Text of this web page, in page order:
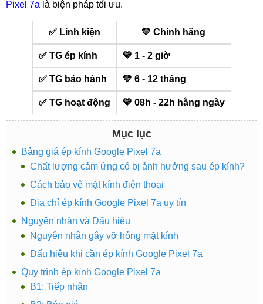
Pixel 7a là biện pháp tối ưu.
✅ Linh kiện 💛 Chính hãng
✅ TG ép kính 💛 1 - 2 giờ
✅ TG bảo hành 💛 6 - 12 tháng
✅ TG hoạt động 💛 08h - 22h hằng ngày
Mục lục
Bảng giá ép kính Google Pixel 7a
Chất lượng cảm ứng có bị ảnh hưởng sau ép kính?
Cách bảo vệ mặt kính điện thoại
Địa chỉ ép kính Google Pixel 7a uy tín
Nguyên nhân và Dấu hiệu
Nguyên nhân gây vỡ hỏng mặt kính
Dấu hiêu khi cần ép kính Google Pixel 7a
Quy trình ép kính Google Pixel 7a
B1: Tiếp nhận